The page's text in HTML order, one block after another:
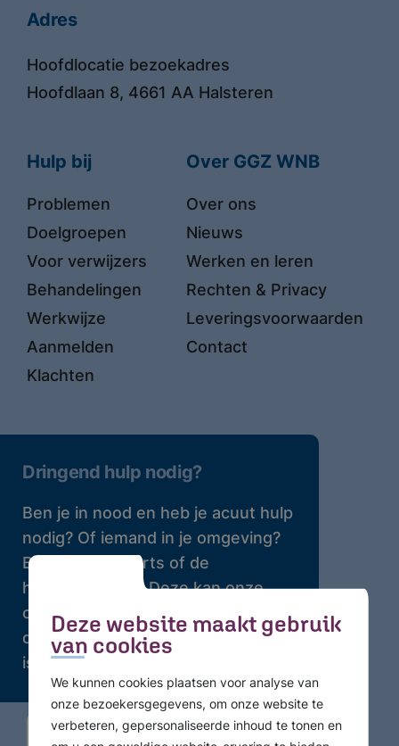
Deze website maakt gebruik
van cookies
We kunnen cookies plaatsen voor analyse van
onze bezoekersgegevens, om onze website te
verbeteren, gepersonaliseerde inhoud te tonen en
Adres
Hoofdlocatie bezoekadres
Hoofdlaan 8, 4661 AA Halsteren
Hulp bij
Problemen
Doelgroepen
Voor verwijzers
Behandelingen
Werkwijze
Aanmelden
Klachten
Over GGZ WNB
Over ons
Nieuws
Werken en leren
Rechten & Privacy
Leveringsvoorwaarden
Contact
Dringend hulp nodig?
Ben je in nood en heb je acuut hulp
nodig? Of iemand in je omgeving?
Bel dan je huisarts of de
huisartsenpost. Deze kan onze
crisisdienst bellen waar 24 uur per
dag professionele hulp beschikbaar
is.